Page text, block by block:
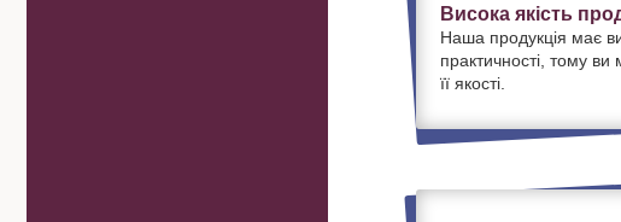
Висока якість
Наша продукція має
практичності, тому
її якості.